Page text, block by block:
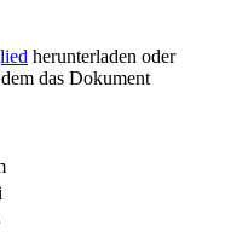
herunterladen oder
das Dokument